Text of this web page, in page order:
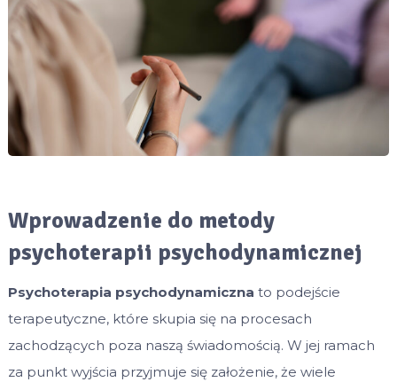
Wprowadzenie do metody
psychoterapii psychodynamicznej
Psychoterapia psychodynamiczna to podejście
terapeutyczne, które skupia się na procesach
zachodzących poza naszą świadomością. W jej ramach
za punkt wyjścia przyjmuje się założenie, że wiele